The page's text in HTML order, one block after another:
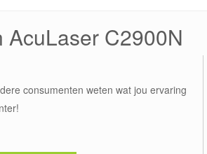
C2900N
consumenten weten wat jou ervaring